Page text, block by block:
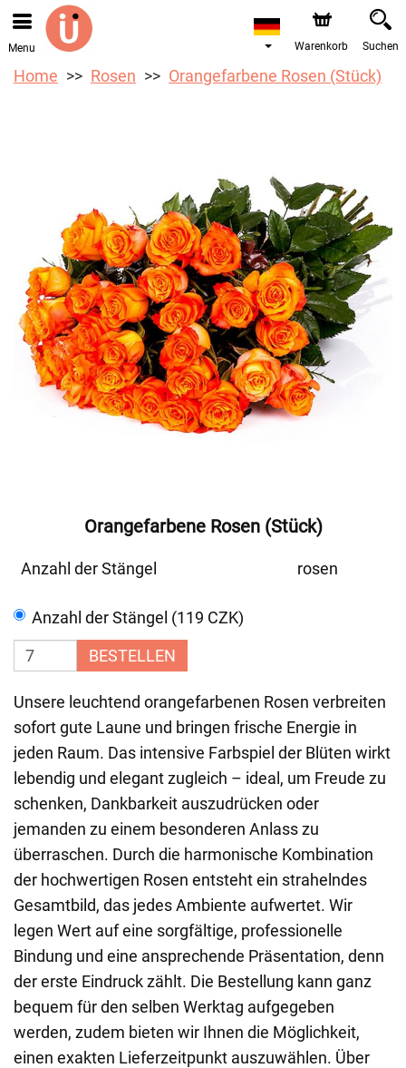
Menu Warenkorb Suchen
Home Rosen Orangefarbene Rosen (Stück)
Orangefarbene Rosen (Stück)
Anzahl der Stängel rosen
Anzahl der Stängel (119 CZK)
BESTELLEN
Unsere leuchtend orangefarbenen Rosen verbreiten
sofort gute Laune und bringen frische Energie in
jeden Raum. Das intensive Farbspiel der Blüten wirkt
lebendig und elegant zugleich – ideal, um Freude zu
schenken, Dankbarkeit auszudrücken oder
jemanden zu einem besonderen Anlass zu
überraschen. Durch die harmonische Kombination
der hochwertigen Rosen entsteht ein strahelndes
Gesamtbild, das jedes Ambiente aufwertet. Wir
legen Wert auf eine sorgfältige, professionelle
Bindung und eine ansprechende Präsentation, denn
der erste Eindruck zählt. Die Bestellung kann ganz
bequem für den selben Werktag aufgegeben
werden, zudem bieten wir Ihnen die Möglichkeit,
einen exakten Lieferzeitpunkt auszuwählen. Über